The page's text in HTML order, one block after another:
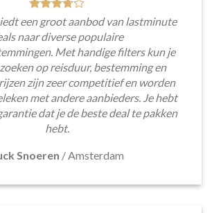
een groot aanbod van lastminute
naar diverse populaire
Met handige filters kun je
op reisduur, bestemming en
zijn zeer competitief en worden
met andere aanbieders. Je hebt
dat je de beste deal te pakken
hebt.
Snoeren /Amsterdam